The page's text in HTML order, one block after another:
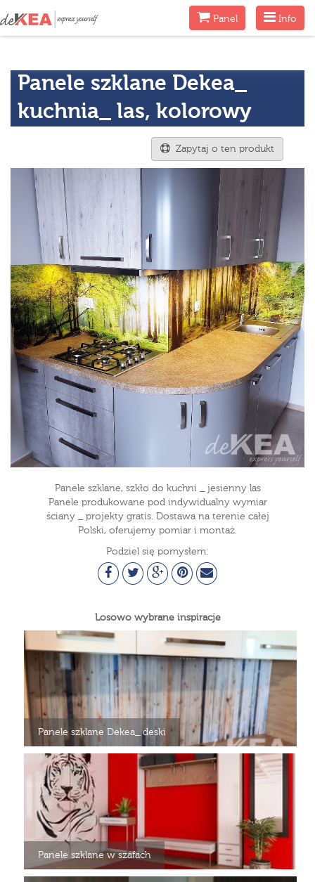
Menu
Info
MenuPanel
Panele szklane Dekea_
kuchnia_ las, kolorowy
Zapytaj o ten produkt
Panele szklane, szkło do kuchni _ jesienny las
Panele produkowane pod indywidualny wymiar
ściany _ projekty gratis. Dostawa na terenie całej
Polski, oferujemy pomiar i montaż.
Podziel się pomysłem:
Losowo wybrane inspiracje
Panele szklane Dekea_ deski
Panele szklane w szafach